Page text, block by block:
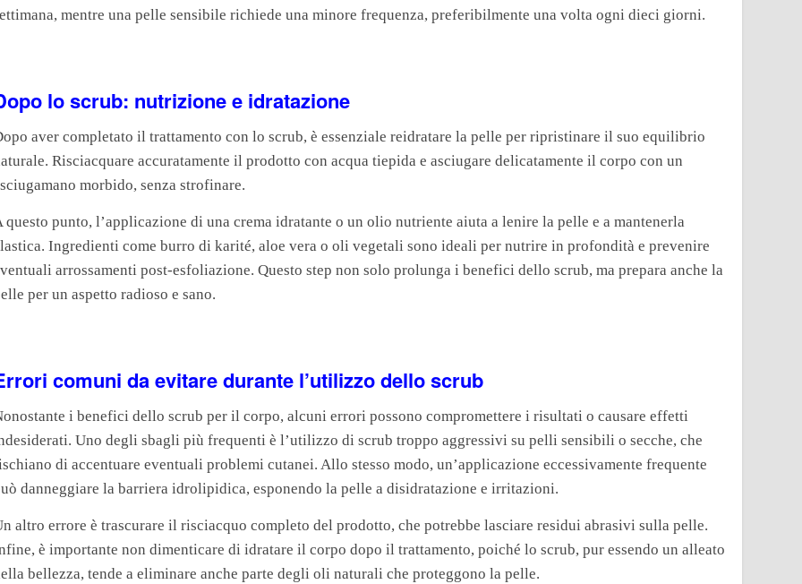
mentre una pelle sensibile richiede una minore frequenza, preferibilmente una volta ogni dieci giorni.
lo scrub: nutrizione e idratazione
aver completato il trattamento con lo scrub, è essenziale reidratare la pelle per ripristinare il suo equilibrio
Risciacquare accuratamente il prodotto con acqua tiepida e asciugare delicatamente il corpo con un
morbido, senza strofinare.
questo punto, l’applicazione di una crema idratante o un olio nutriente aiuta a lenire la pelle e a mantenerla
Ingredienti come burro di karité, aloe vera o oli vegetali sono ideali per nutrire in profondità e prevenire
arrossamenti post-esfoliazione. Questo step non solo prolunga i benefici dello scrub, ma prepara anche la
per un aspetto radioso e sano.
comuni da evitare durante l’utilizzo dello scrub
i benefici dello scrub per il corpo, alcuni errori possono compromettere i risultati o causare effetti
Uno degli sbagli più frequenti è l’utilizzo di scrub troppo aggressivi su pelli sensibili o secche, che
di accentuare eventuali problemi cutanei. Allo stesso modo, un’applicazione eccessivamente frequente
danneggiare la barriera idrolipidica, esponendo la pelle a disidratazione e irritazioni.
altro errore è trascurare il risciacquo completo del prodotto, che potrebbe lasciare residui abrasivi sulla pelle.
è importante non dimenticare di idratare il corpo dopo il trattamento, poiché lo scrub, pur essendo un alleato
bellezza, tende a eliminare anche parte degli oli naturali che proteggono la pelle.